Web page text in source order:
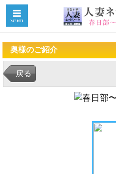
奥様のご紹介
戻る